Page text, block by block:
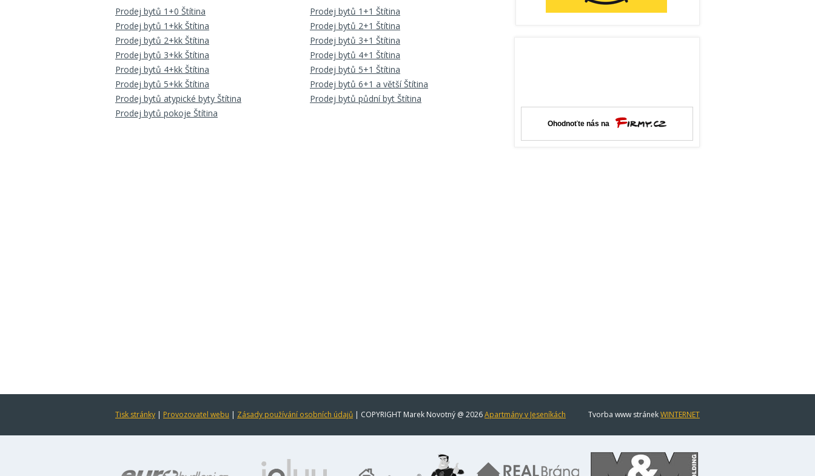
Prodej bytů 1+0 Štítina
Prodej bytů 1+1 Štítina
Prodej bytů 1+kk Štítina
Prodej bytů 2+1 Štítina
Prodej bytů 2+kk Štítina
Prodej bytů 3+1 Štítina
Prodej bytů 3+kk Štítina
Prodej bytů 4+1 Štítina
Prodej bytů 4+kk Štítina
Prodej bytů 5+1 Štítina
Prodej bytů 5+kk Štítina
Prodej bytů 6+1 a větší Štítina
Prodej bytů atypické byty Štítina
Prodej bytů půdní byt Štítina
Prodej bytů pokoje Štítina
Tisk stránky | Provozovatel webu | Zásady používání osobních údajů | COPYRIGHT Marek Novotný @ 2026Apartmány v Jeseníkách Tvorba www stránekWINTERNET